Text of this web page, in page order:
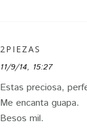
2PIEZAS
11/9/14, 15:27
Estas preciosa,
Me encanta guapa.
Besos mil.